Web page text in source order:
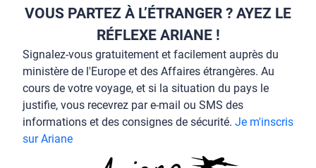
VOUS PARTEZ À L’ÉTRANGER ? AYEZ LE
RÉFLEXE ARIANE !
Signalez-vous gratuitement et facilement auprès du
ministère de l'Europe et des Affaires étrangères. Au
cours de votre voyage, et si la situation du pays le
justifie, vous recevrez par e-mail ou SMS des
informations et des consignes de sécurité. Je m'inscris
sur Ariane